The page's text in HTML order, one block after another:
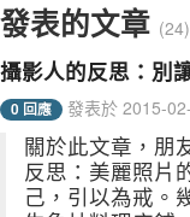
發表的文章 (24)
攝影人的反思：別
0 回應 發表於 2015-
關於此文章，朋
反思：美麗照片
己，引以為戒。